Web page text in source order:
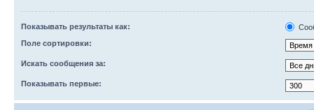
Показывать результаты как:
Поле сортировки:
Искать сообщения за:
Показывать первые: